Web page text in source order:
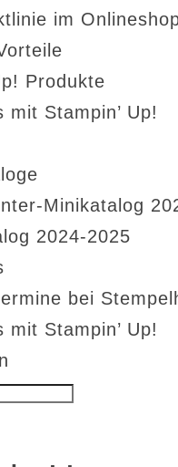
im
Produkte
mit Stampin’ Up!
Minikatalog
2024-2025
bei
mit Stampin’ Up!